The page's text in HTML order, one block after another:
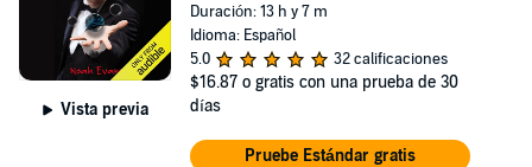
Vista previa
Duración: 13 h y 7 m
Idioma: Español
5.0
32 calificaciones
$16.87 o gratis con una prueba de 30
días
Pruebe Estándar gratis